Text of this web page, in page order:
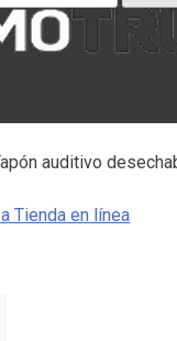
auditivo
Tienda en línea